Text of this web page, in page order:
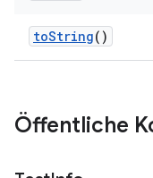
toString()
Öffentliche